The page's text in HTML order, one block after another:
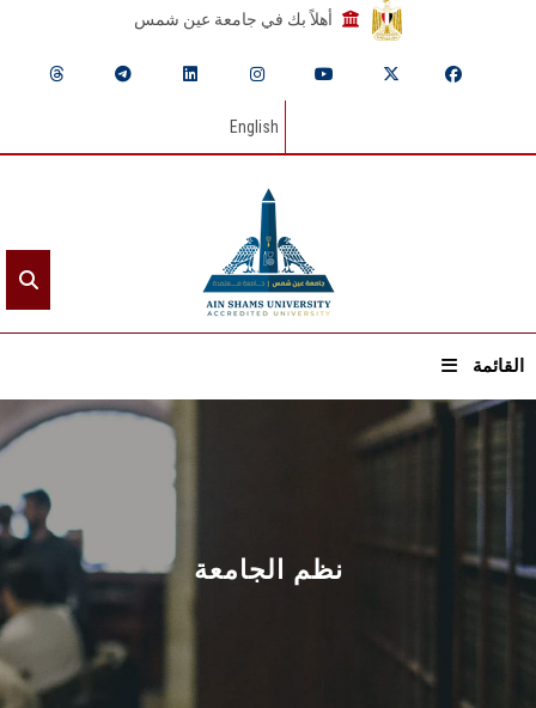
أهلاً بك في جامعة عين شمس
English
القائمة
الرئيسيـة
عن الجامعة
القطاعـات
الشئون الأكاديمية
البحث العلمي
نظم الجامعة